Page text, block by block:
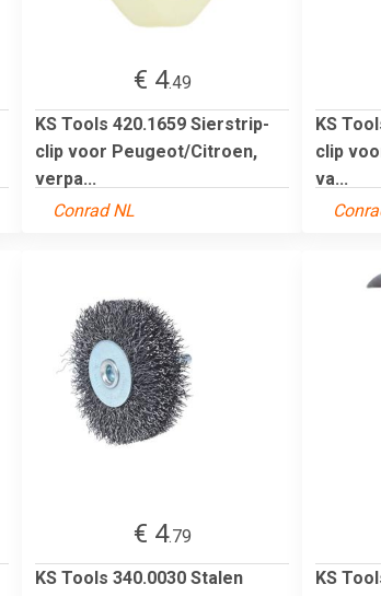
€ 4.49
KS Tools 420.1659 Sierstrip-
clip voor Peugeot/Citroen,
verpa...
Conrad NL
KS
clip
va...
€ 4.79
KS Tools 340.0030 Stalen
KS